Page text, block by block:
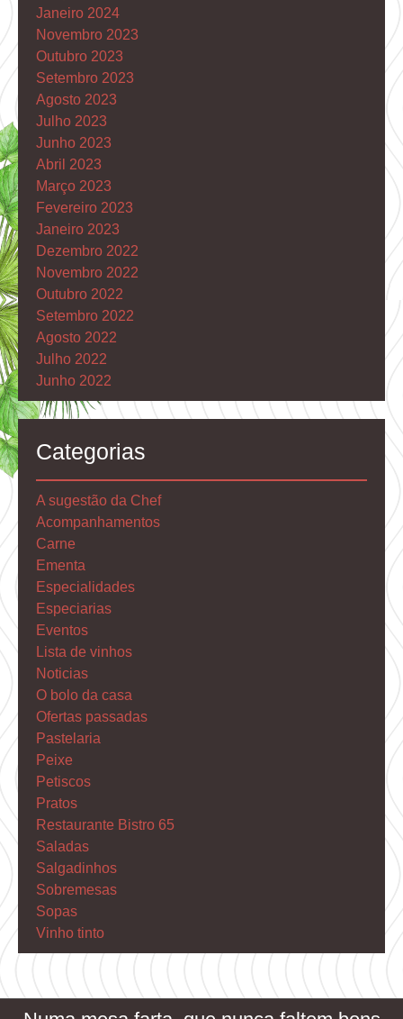
Janeiro 2024
Novembro 2023
Outubro 2023
Setembro 2023
Agosto 2023
Julho 2023
Junho 2023
Abril 2023
Março 2023
Fevereiro 2023
Janeiro 2023
Dezembro 2022
Novembro 2022
Outubro 2022
Setembro 2022
Agosto 2022
Julho 2022
Junho 2022
Categorias
A sugestão da Chef
Acompanhamentos
Carne
Ementa
Especialidades
Especiarias
Eventos
Lista de vinhos
Noticias
O bolo da casa
Ofertas passadas
Pastelaria
Peixe
Petiscos
Pratos
Restaurante Bistro 65
Saladas
Salgadinhos
Sobremesas
Sopas
Vinho tinto